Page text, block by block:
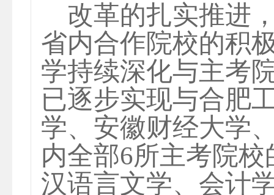
改革的扎实推进
省内合作院校的积
学持续深化与主考
已逐步实现与合肥
学、安徽财经大学
内全部6所主考院
汉语言文学、会计